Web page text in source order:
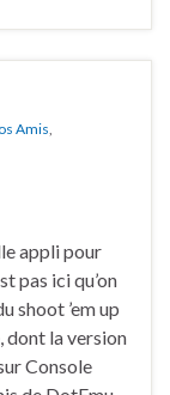
Amis,
appli pour
pas ici qu’on
shoot ’em up
dont la version
Console